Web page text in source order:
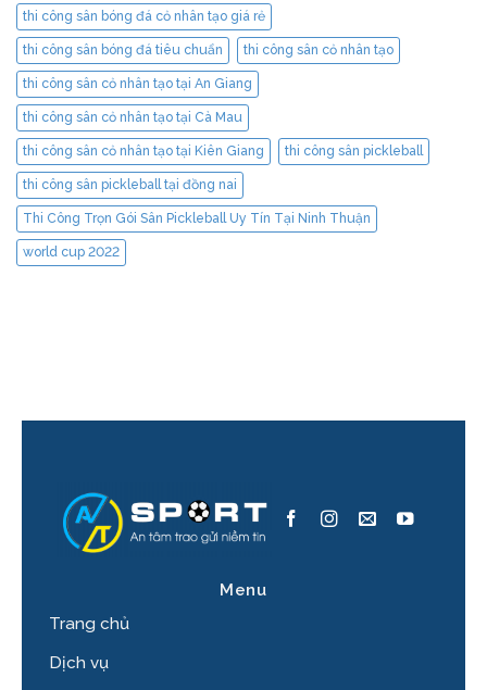
thi công sân bóng đá cỏ nhân tạo giá rẻ
thi công sân bóng đá tiêu chuẩn thi công sân cỏ nhân tạo
thi công sân cỏ nhân tạo tại An Giang
thi công sân cỏ nhân tạo tại Cà Mau
thi công sân cỏ nhân tạo tại Kiên Giang thi công sân pickleball
thi công sân pickleball tại đồng nai
Thi Công Trọn Gói Sân Pickleball Uy Tín Tại Ninh Thuận
world cup 2022
Menu
Trang chủ
Dịch vụ